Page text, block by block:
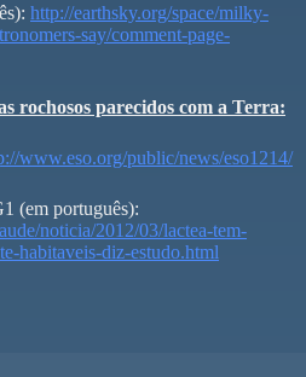
http://earthsky.org/space/milky-
say/comment-page-
rochosos parecidos com a Terra:
www.eso.org/public/news/eso1214/
(em português):
noticia/2012/03/lactea-tem-
habitaveis-diz-estudo.html